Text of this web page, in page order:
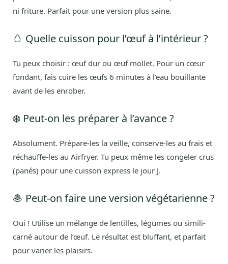
ni friture. Parfait pour une version plus saine.
🥚 Quelle cuisson pour l’œuf à l’intérieur ?
Tu peux choisir : œuf dur ou œuf mollet. Pour un cœur
fondant, fais cuire les œufs 6 minutes à l’eau bouillante
avant de les enrober.
❄️ Peut-on les préparer à l’avance ?
Absolument. Prépare-les la veille, conserve-les au frais et
réchauffe-les au Airfryer. Tu peux même les congeler crus
(panés) pour une cuisson express le jour J.
🧆 Peut-on faire une version végétarienne ?
Oui ! Utilise un mélange de lentilles, légumes ou simili-
carné autour de l’œuf. Le résultat est bluffant, et parfait
pour varier les plaisirs.